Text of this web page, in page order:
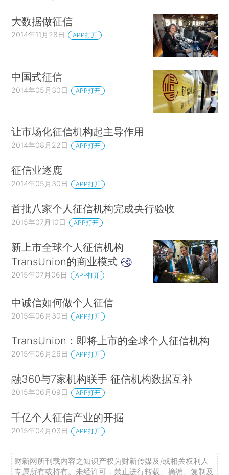
大数据做征信
2014年11月28日 APP打开
中国式征信
2014年05月30日 APP打开
让市场化征信机构起主导作用
2014年08月22日 APP打开
征信业逐鹿
2014年05月30日 APP打开
首批八家个人征信机构完成央行验收
2015年07月10日 APP打开
新上市全球个人征信机构
TransUnion的商业模式
2015年07月06日 APP打开
中诚信如何做个人征信
2015年06月30日 APP打开
TransUnion：即将上市的全球个人征信机构
2015年06月26日 APP打开
融360与7家机构联手 征信机构数据互补
2015年06月09日 APP打开
千亿个人征信产业的开掘
2015年04月03日 APP打开
财新网所刊载内容之知识产权为财新传媒及/或相关权利人
专属所有或持有。未经许可，禁止进行转载、摘编、复制及